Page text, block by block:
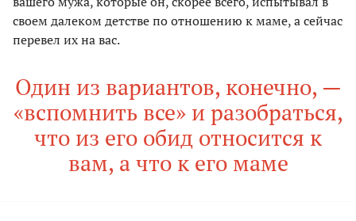
своем далеком детстве по отношению к маме, а сейчас
перевел их на вас.
Один из вариантов, конечно, —
«вспомнить все» и разобраться,
что из его обид относится к
вам, а что к его маме